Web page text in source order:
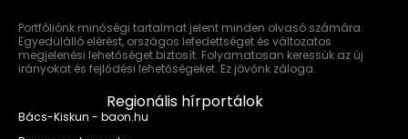
Portfóliónk minőségi tartalmat jelent minden olvasó számára.
Egyedülálló elérést, országos lefedettséget és változatos
megjelenési lehetőséget biztosít. Folyamatosan keressük az új
irányokat és fejlődési lehetőségeket. Ez jövőnk záloga.
Regionális hírportálok
Bács-Kiskun - baon.hu